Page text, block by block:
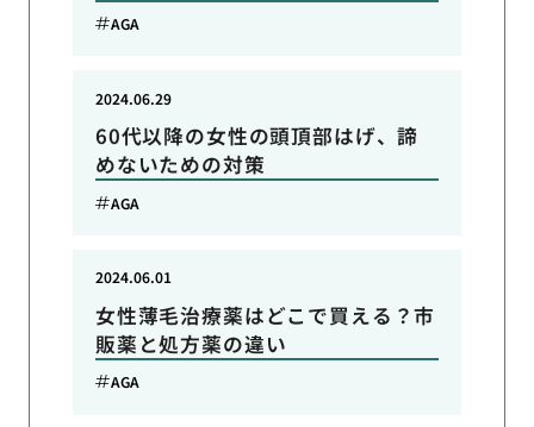
AGA
60代以降の女性の頭頂部はげ、諦
めないための対策
2024.06.29
AGA
女性薄毛治療薬はどこで買える？市
販薬と処方薬の違い
2024.06.01
AGA